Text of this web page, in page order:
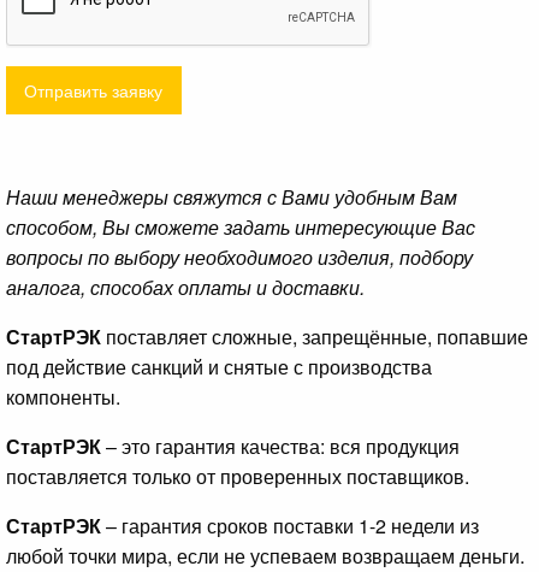
Отправить заявку
Наши менеджеры свяжутся с Вами удобным Вам
способом, Вы сможете задать интересующие Вас
вопросы по выбору необходимого изделия, подбору
аналога, способах оплаты и доставки.
СтартРЭК поставляет сложные, запрещённые, попавшие
под действие санкций и снятые с производства
компоненты.
СтартРЭК– это гарантия качества: вся продукция
поставляется только от проверенных поставщиков.
СтартРЭК– гарантия сроков поставки 1-2 недели из
любой точки мира, если не успеваем возвращаем деньги.